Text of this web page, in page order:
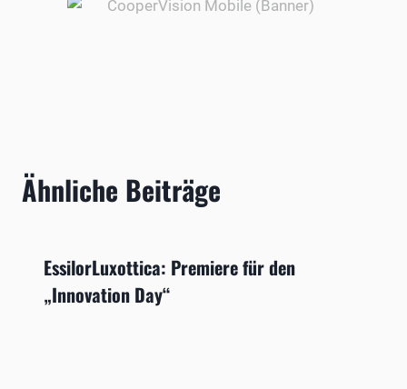
Ähnliche Beiträge
EssilorLuxottica: Premiere für den
„Innovation Day“